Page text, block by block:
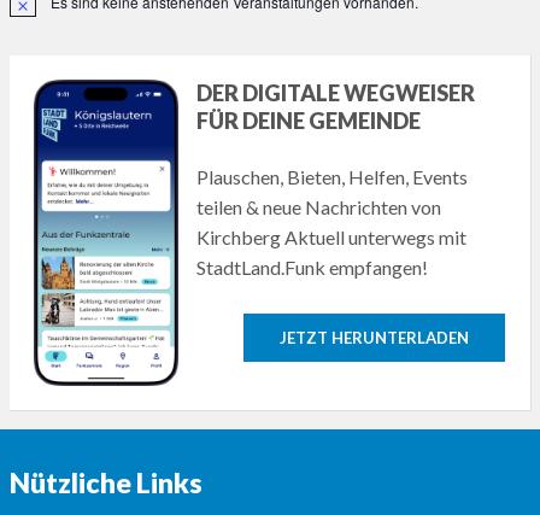
Hinweis
DER DIGITALE WEGWEISER
FÜR DEINE GEMEINDE
Plauschen, Bieten, Helfen, Events
teilen & neue Nachrichten von
Kirchberg Aktuell unterwegs mit
StadtLand.Funk empfangen!
JETZT HERUNTERLADEN
Nützliche Links